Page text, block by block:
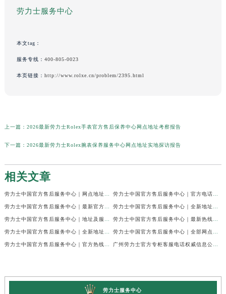
劳力士服务中心
本文tag：
服务专线： 400-805-0023
本页链接： http://www.rolxe.cn/problem/2395.html
上一篇： 2026最新劳力士Rolex手表官方售后保养中心网点地址考察报告
下一篇： 2026最新劳力士Rolex腕表保养服务中心网点地址实地探访报告
相关文章
劳力士服务中心